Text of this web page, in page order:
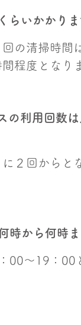
らいかかりま
回の清掃時間
間程度となりま
の利用回数
に２回からと
時から何時
00～19：00